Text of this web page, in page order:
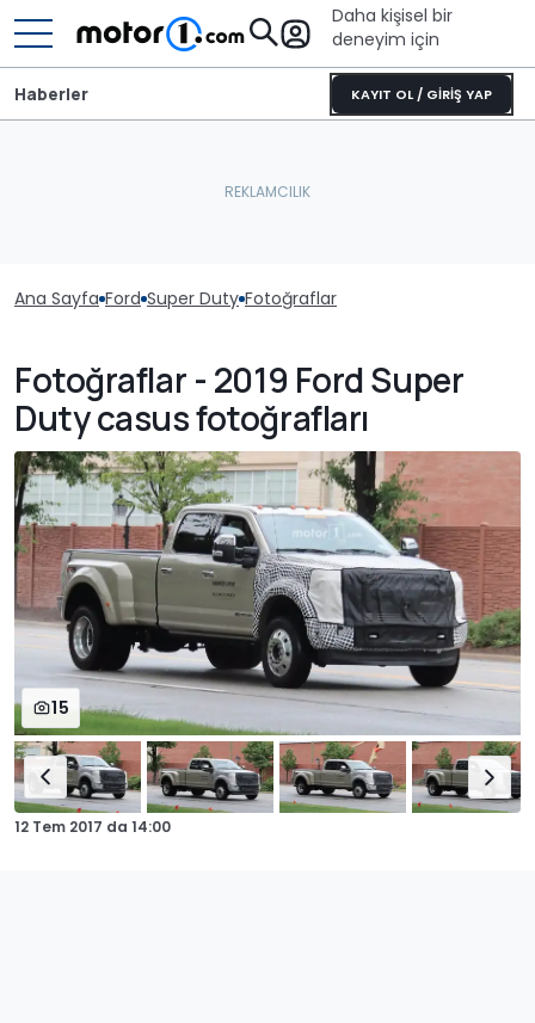
Daha kişisel bir
deneyim için
KAYIT OL / GİRİŞ YAP
Haberler
Ana Sayfa Ford Super Duty Fotoğraflar
Fotoğraflar - 2019 Ford Super
Duty casus fotoğrafları
15
12 Tem 2017 da 14:00